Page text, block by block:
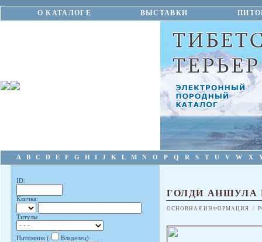
О КАТАЛОГЕ ВЫСТАВКИ
A B C D E F G H I J K L M N O P Q R S T U V W X
ID:
Кличка:
Титулы
Питомник ( Владелец):
ГОЛДИ АНШУЛА
ОСНОВНАЯ ИНФОРМАЦИЯ /